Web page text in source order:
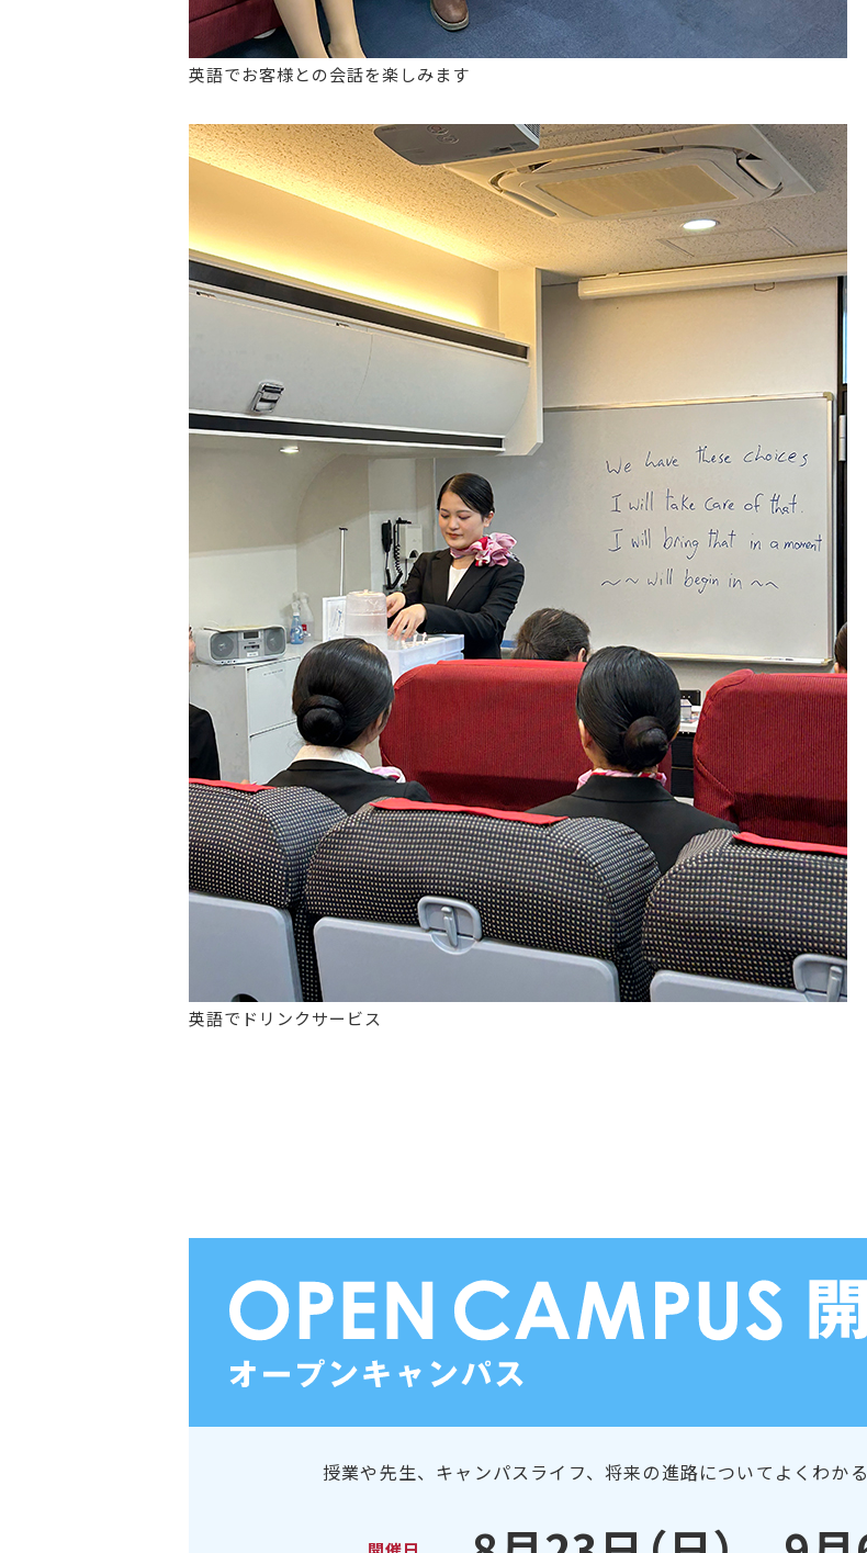
英語でお客様との会話を楽しみます
英語でドリンクサービス
授業や先生、キャンパスライフ、将来の進路についてよくわか